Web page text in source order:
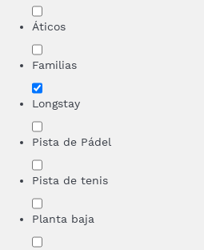
Áticos
Familias
Longstay
Pista de Pádel
Pista de tenis
Planta baja